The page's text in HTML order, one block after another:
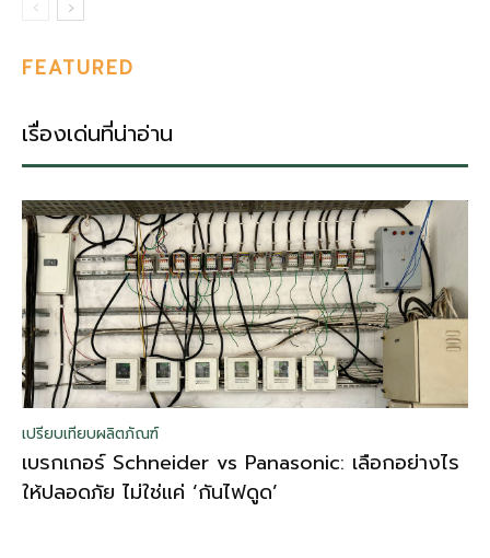
FEATURED
เรื่องเด่นที่น่าอ่าน
เปรียบเทียบผลิตภัณฑ์
เบรกเกอร์ Schneider vs Panasonic: เลือกอย่างไร
ให้ปลอดภัย ไม่ใช่แค่ ‘กันไฟดูด’